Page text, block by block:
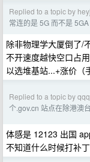
Replied to a topic by
常连的是 5G 而不是 5GA
除非物理学大厦倒了/
不开速度越快空口占
以选堆基站...+涨价（
Replied to a topic by
个.gov.cn 站点在除港澳
体感是 12123 出国
不知道什么时候打补丁